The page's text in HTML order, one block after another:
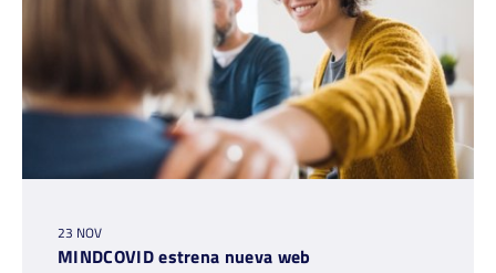
23 NOV
MINDCOVID estrena nueva web